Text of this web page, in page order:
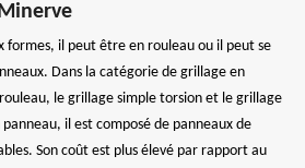
formes, il peut être en rouleau ou il peut se
Dans la catégorie de grillage en
le grillage simple torsion et le grillage
il est composé de panneaux de
Son coût est plus élevé par rapport au